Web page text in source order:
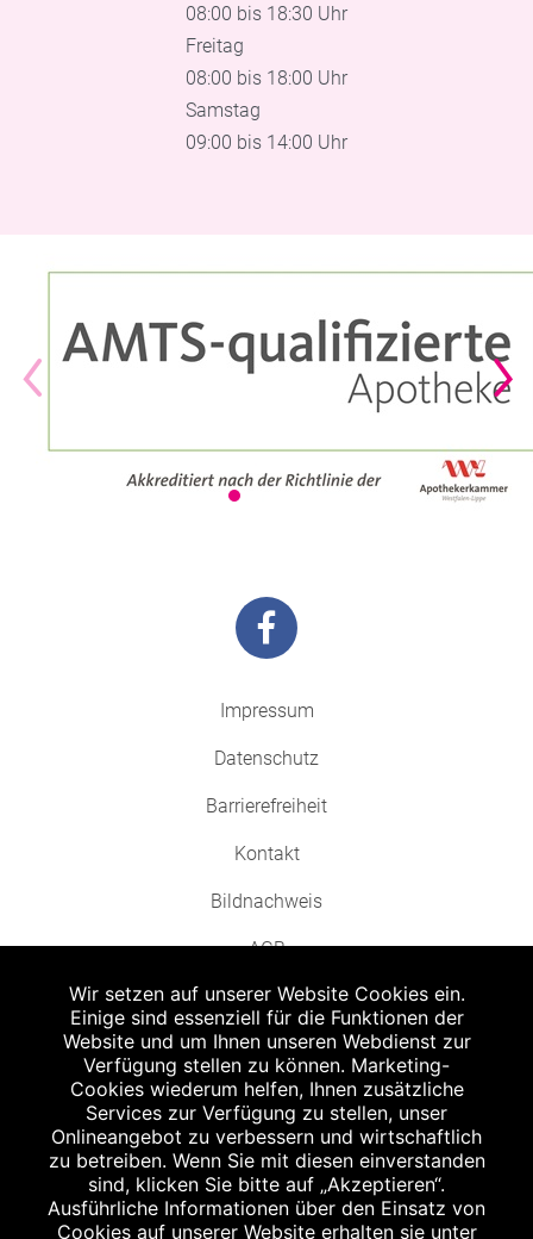
08:00 bis 18:30 Uhr
Freitag
08:00 bis 18:00 Uhr
Samstag
09:00 bis 14:00 Uhr
Impressum
Datenschutz
Barrierefreiheit
Kontakt
Bildnachweis
AGB
Abgabe in haushaltsüblichen Mengen, solange der Vorrat reicht. Für Druck-
und Satzfehler keine Haftung.
Zu Risiken und Nebenwirkungen lesen Sie die Packungsbeilage und fragen
Sie Ihren Arzt oder Apotheker.
Angabe nach der deutschen Arzneimitteltaxe Apothekenerstattungspreis
(AEP). Der AEP ist keine unverbindliche Preisempfehlung der Hersteller. Der
AEP ist ein von den Apotheken in Ansatz gebrachter Preis für rezeptfreie
Wir setzen auf unserer Website Cookies ein.
Einige sind essenziell für die Funktionen der
Website und um Ihnen unseren Webdienst zur
Verfügung stellen zu können. Marketing-
Cookies wiederum helfen, Ihnen zusätzliche
Services zur Verfügung zu stellen, unser
Onlineangebot zu verbessern und wirtschaftlich
zu betreiben. Wenn Sie mit diesen einverstanden
sind, klicken Sie bitte auf „Akzeptieren“.
Ausführliche Informationen über den Einsatz von
Cookies auf unserer Website erhalten sie unter